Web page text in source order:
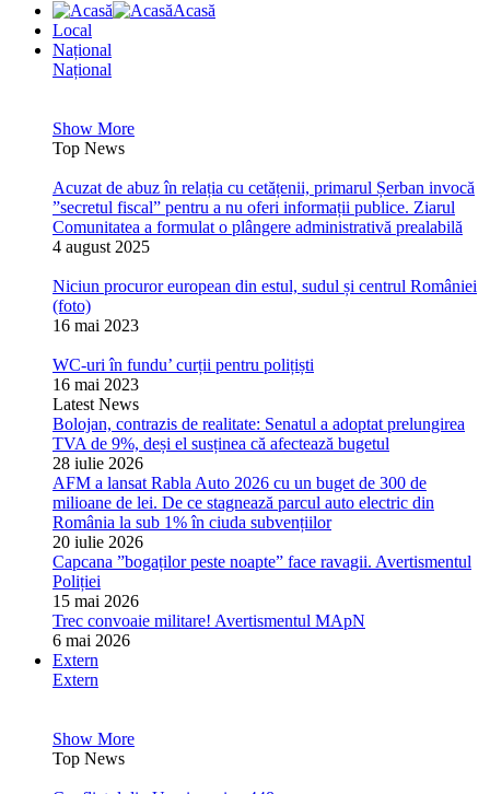
Acasă
Local
Național
Național
Show More
Top News
Acuzat de abuz în relația cu cetățenii, primarul Șerban invocă
”secretul fiscal” pentru a nu oferi informații publice. Ziarul
Comunitatea a formulat o plângere administrativă prealabilă
4 august 2025
Niciun procuror european din estul, sudul și centrul României
(foto)
16 mai 2023
WC-uri în fundu’ curții pentru polițiști
16 mai 2023
Latest News
Bolojan, contrazis de realitate: Senatul a adoptat prelungirea
TVA de 9%, deși el susținea că afectează bugetul
28 iulie 2026
AFM a lansat Rabla Auto 2026 cu un buget de 300 de
milioane de lei. De ce stagnează parcul auto electric din
România la sub 1% în ciuda subvențiilor
20 iulie 2026
Capcana ”bogaților peste noapte” face ravagii. Avertismentul
Poliției
15 mai 2026
Trec convoaie militare! Avertismentul MApN
6 mai 2026
Extern
Extern
Show More
Top News